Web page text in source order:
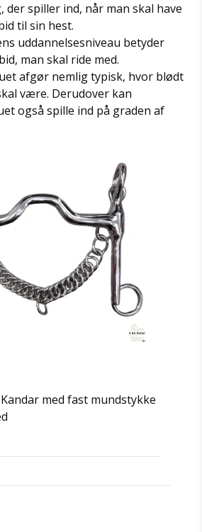
der spiller ind, når man skal have
til sin hest.
uddannelsesniveau betyder
man skal ride med.
afgør nemlig typisk, hvor blødt
være. Derudover kan
også spille ind på graden af
med fast mundstykke